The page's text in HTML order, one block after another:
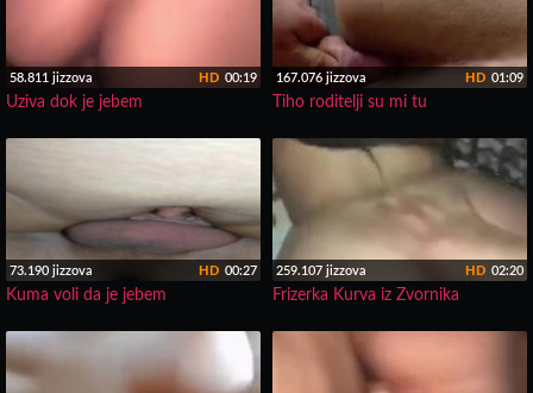
58.811 jizzova 00:19
HD
Uziva dok je jebem
167.076 jizzova 01:09
HD
Tiho roditelji su mi tu
73.190 jizzova 00:27
HD
Kuma voli da je jebem
259.107 jizzova 02:20
HD
Frizerka Kurva iz Zvornika